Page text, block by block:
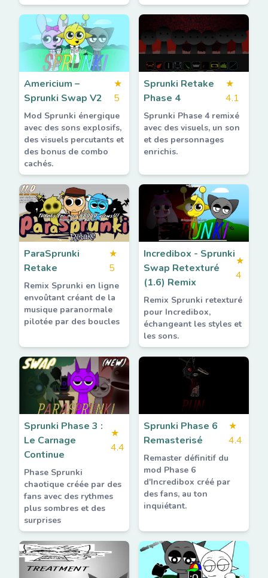
Americium –
Sprunki Swap V2
★
5
Mod Sprunki énergique
avec des sons explosifs,
des visuels percutants et
des bonus de combo
cachés.
Sprunki Retake
Phase 4
★
4.1
Sprunki Phase 4 remixé
avec des visuels, un son
et des personnages
enrichis.
ParaSprunki
Retake
★
5
Remix Sprunki en ligne
envoûtant créant de la
musique paranormale
pilotée par des boucles
Incredibox - Sprunki
Swap Retexturé
(1.6) Remix
★
4
Remix Sprunki retexturé
pour Incredibox,
échangeant les styles et
les sons.
Sprunki Phase 3 :
Le Carnage
Continue
★
4.4
Phase Sprunki
chaotique créée par des
fans avec des rythmes
plus sombres et des
surprises
Sprunki Phase 6
Remasterisé
★
4.4
Remaster définitif du
mod Phase 6
d'Incredibox créé par
des fans, au ton
inquiétant.